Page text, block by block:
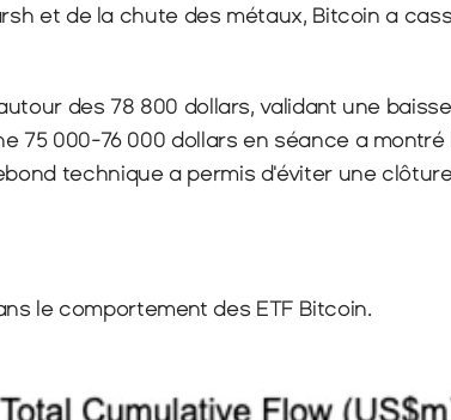
et de la chute des métaux, Bitcoin a
des 78 800 dollars, validant une
75 000-76 000 dollars en séance a
technique a permis d'éviter une
le comportement des ETF Bitcoin.